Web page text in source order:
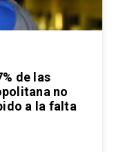
de las
no
a la falta